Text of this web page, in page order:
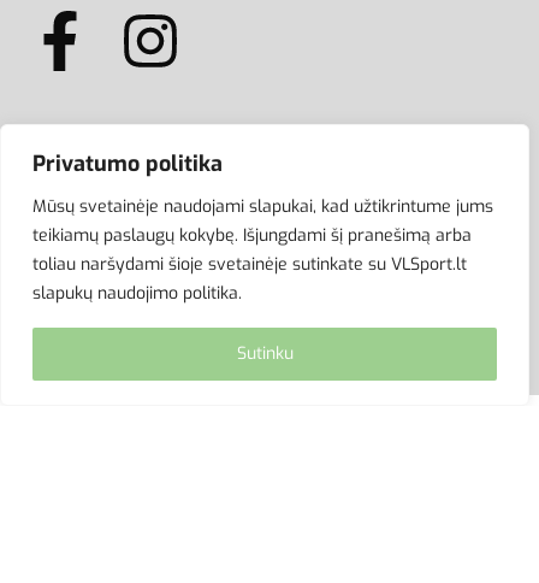
Privatumo politika
Mūsų svetainėje naudojami slapukai, kad užtikrintume jums
teikiamų paslaugų kokybę. Išjungdami šį pranešimą arba
toliau naršydami šioje svetainėje sutinkate su VLSport.lt
slapukų naudojimo politika.
Sutinku